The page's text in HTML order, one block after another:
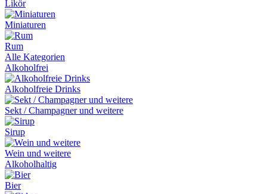
Likör
Miniaturen
Rum
Alle Kategorien
Alkoholfrei
Alkoholfreie Drinks
Sekt / Champagner und weitere
Sirup
Wein und weitere
Alkoholhaltig
Bier